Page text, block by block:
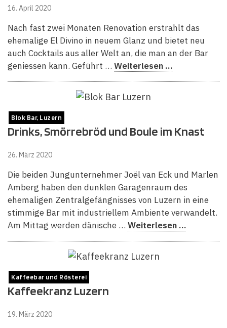
16. April 2020
Nach fast zwei Monaten Renovation erstrahlt das
ehemalige El Divino in neuem Glanz und bietet neu
auch Cocktails aus aller Welt an, die man an der Bar
geniessen kann. Geführt … Weiterlesen …
Blok Bar, Luzern
Drinks, Smörrebröd und Boule im Knast
26. März 2020
Die beiden Jungunternehmer Joël van Eck und Marlen
Amberg haben den dunklen Garagenraum des
ehemaligen Zentralgefängnisses von Luzern in eine
stimmige Bar mit industriellem Ambiente verwandelt.
Am Mittag werden dänische … Weiterlesen …
Kaffeebar und Rösterei
Kaffeekranz Luzern
19. März 2020